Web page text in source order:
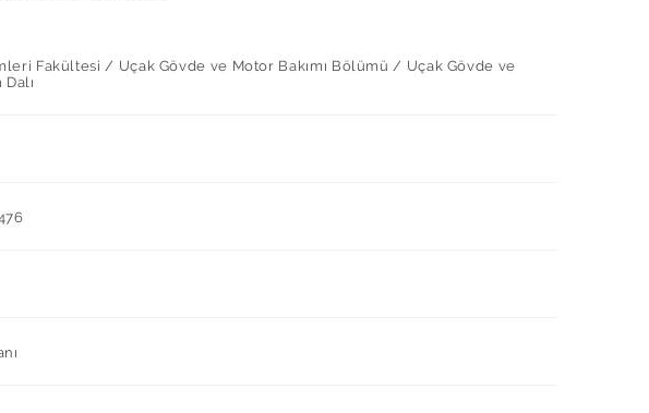
Fakültesi / Uçak Gövde ve Motor Bakımı Bölümü / Uçak Gövde ve